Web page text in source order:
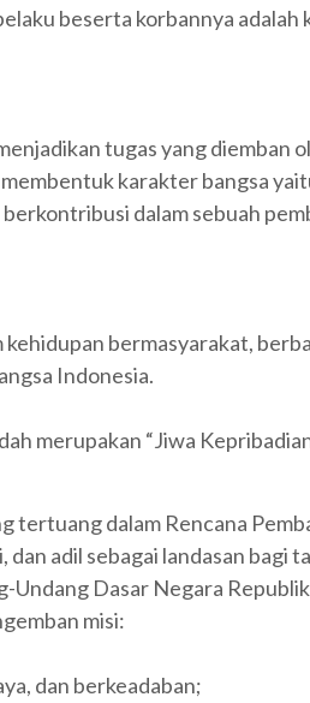
beserta korbannya adalah
tugas yang diemban
karakter bangsa
dalam sebuah
bermasyarakat,
Indonesia.
merupakan “Jiwa
tertuang dalam Rencana
adil sebagai landasan bagi
Undang Dasar Negara
misi:
dan berkeadaban;